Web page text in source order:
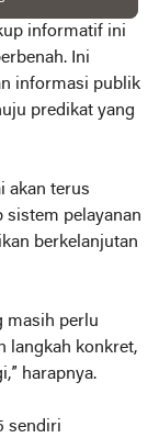
informatif ini
Ini
informasi publik
predikat yang
akan terus
sistem pelayanan
berkelanjutan
masih perlu
langkah konkret,
harapnya.
sendiri